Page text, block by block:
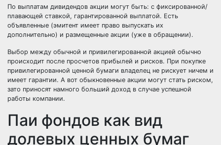
По выплатам дивидендов акции могут быть: с фиксированной/
плавающей ставкой, гарантированной выплатой. Есть
объявленные (эмитент имеет право выпускать их
дополнительно) и размещенные акции (уже в обращении).
Выбор между обычной и привилегированной акцией обычно
происходит после просчетов прибылей и рисков. При покупке
привилегированной ценной бумаги владелец не рискует ничем и
имеет гарантии. А вот обыкновенные акции могут стать риском,
зато приносят намного больший доход в случае успешной
работы компании.
Паи фондов как вид
долевых ценных бумаг